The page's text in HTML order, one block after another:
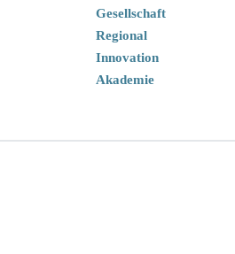
Gesellschaft
Regional
Innovation
Akademie